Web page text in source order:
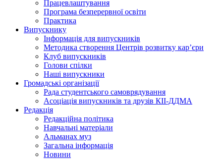
Працевлаштування
Програма безперервної освіти
Практика
Випускнику
Інформація для випускників
Методика створення Центрів розвитку кар’єри
Клуб випускників
Голови спілки
Наші випускники
Громадські організації
Рада студентського самоврядування
Асоціація випускників та друзів КІІ-ДДМА
Редакція
Редакційна політика
Навчальні матеріали
Альманах муз
Загальна інформація
Новини